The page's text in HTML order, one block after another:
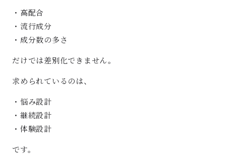
・高配合
・流行成分
・成分数の多さ
だけでは差別化できません。
求められているのは、
・悩み設計
・継続設計
・体験設計
です。